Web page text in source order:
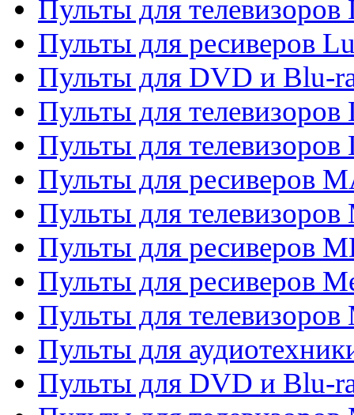
Пульты для
Пульты для ресиверов
Пульты для DVD и Blu-
Пульты для телевизоров
Пульты для телевизоров
Пульты для ресиверов
Пульты для телевизоров
Пульты для ресиверов
Пульты для ресиверов
Пульты для телевизоров
Пульты для
Пульты для DVD и Blu-